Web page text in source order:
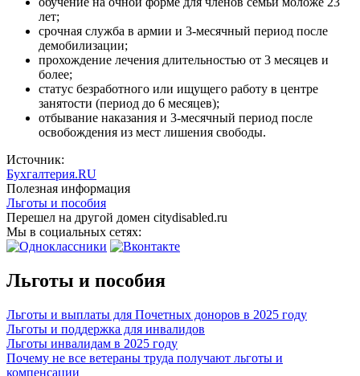
лет;
срочная служба в армии и 3-месячный период после
демобилизации;
прохождение лечения длительностью от 3 месяцев и
более;
статус безработного или ищущего работу в центре
занятости (период до 6 месяцев);
отбывание наказания и 3-месячный период после
освобождения из мест лишения свободы.
Источник:
Бухгалтерия.RU
Полезная информация
Льготы и пособия
Перешел на другой домен citydisabled.ru
Мы в социальных сетях:
Льготы и пособия
Льготы и выплаты для Почетных доноров в 2025 году
Льготы и поддержка для инвалидов
Льготы инвалидам в 2025 году
Почему не все ветераны труда получают льготы и
компенсации